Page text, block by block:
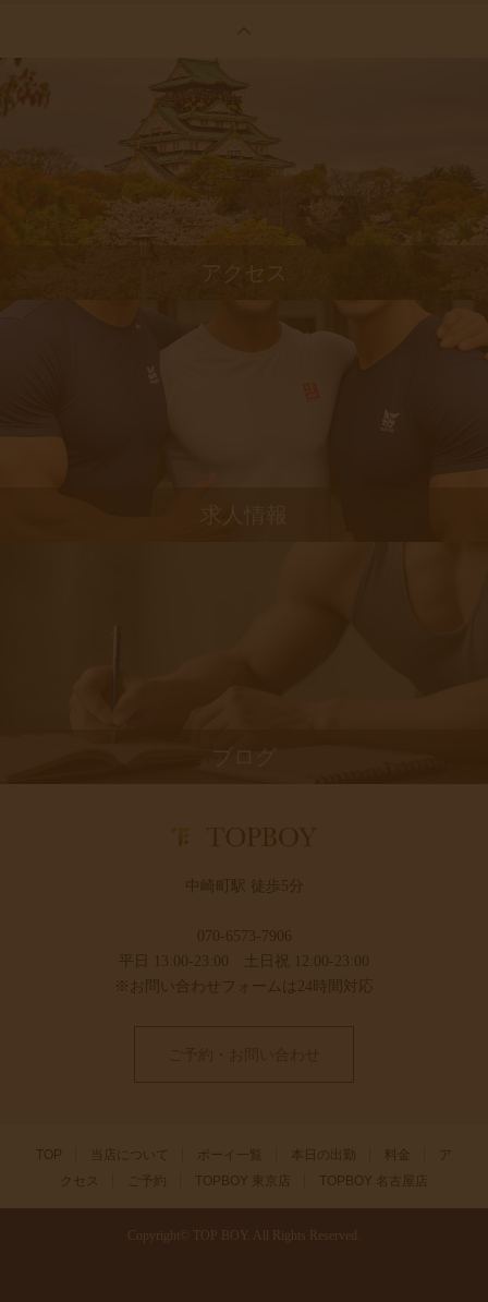
アクセス
中崎町駅 徒歩5分
070-6573-7906
平日 13:00-23:00 土日祝 12:00-23:00
※お問い合わせフォームは24時間対応
TOP 当店について ボーイ一覧
ア
クセス
TOPBOY 東京店 TOPBOY 名古屋店